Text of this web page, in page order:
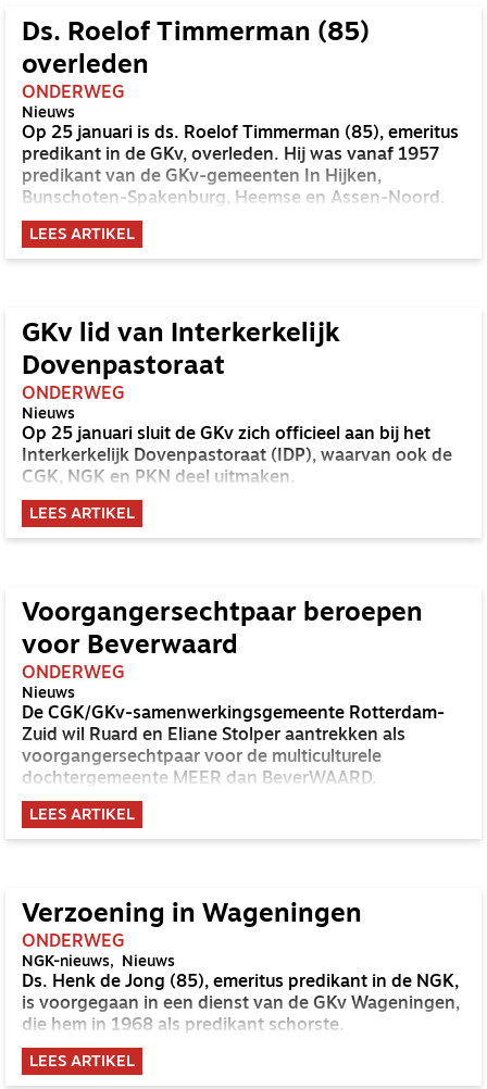
Ds. Roelof Timmerman (85)
overleden
ONDERWEG
Nieuws
Op 25 januari is ds. Roelof Timmerman (85), emeritus
predikant in de GKv, overleden. Hij was vanaf 1957
predikant van de GKv-gemeenten In Hijken,
Bunschoten-Spakenburg, Heemse en Assen-Noord.
LEES ARTIKEL
GKv lid van Interkerkelijk
Dovenpastoraat
ONDERWEG
Nieuws
Op 25 januari sluit de GKv zich officieel aan bij het
Interkerkelijk Dovenpastoraat (IDP), waarvan ook de
CGK, NGK en PKN deel uitmaken.
LEES ARTIKEL
Voorgangersechtpaar beroepen
voor Beverwaard
ONDERWEG
Nieuws
De CGK/GKv-samenwerkingsgemeente Rotterdam-
Zuid wil Ruard en Eliane Stolper aantrekken als
voorgangersechtpaar voor de multiculturele
dochtergemeente MEER dan BeverWAARD.
LEES ARTIKEL
Verzoening in Wageningen
ONDERWEG
NGK-nieuws Nieuws
Ds. Henk de Jong (85), emeritus predikant in de NGK,
is voorgegaan in een dienst van de GKv Wageningen,
die hem in 1968 als predikant schorste.
LEES ARTIKEL